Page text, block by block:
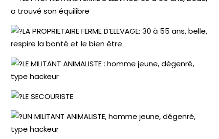
a trouvé son équilibre
LA PROPRIETAIRE FERME D’ELEVAGE: 30 à 55 ans, belle,
respire la bonté et le bien être
LE MILITANT ANIMALISTE : homme jeune, dégenré,
type hackeur
LE SECOURISTE
UN MILITANT ANIMALISTE, homme jeune, dégenré,
type hackeur